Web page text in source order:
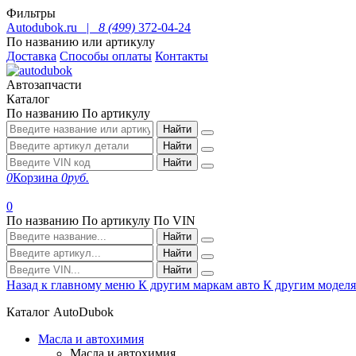
Фильтры
Autodubok.ru |
8 (499) 372-04-24
По названию или артикулу
Доставка Способы оплаты Контакты
Автозапчасти
Каталог
По названию По артикулу
Найти
Найти
Найти
0Корзина 0руб.
0
По названию По артикулу По VIN
Найти
Найти
Найти
Назад к главному меню К другим маркам авто К другим
Каталог AutoDubok
Масла и автохимия
Масла и автохимия